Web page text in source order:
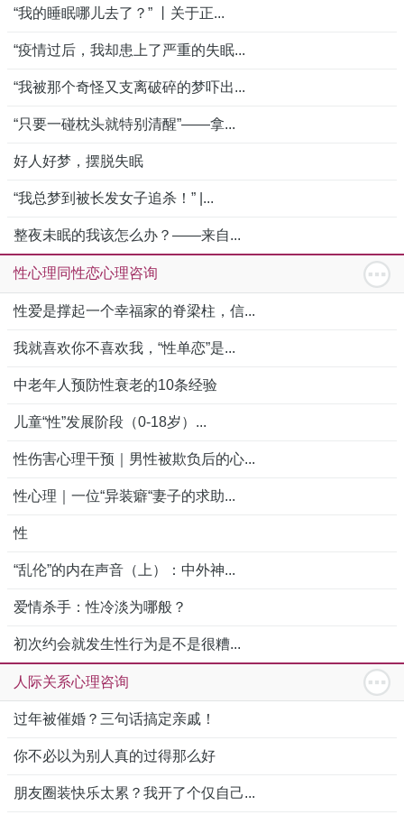
“我的睡眠哪儿去了？” 丨关于正...
“疫情过后，我却患上了严重的失眠...
“我被那个奇怪又支离破碎的梦吓出...
“只要一碰枕头就特别清醒”——拿...
好人好梦，摆脱失眠
“我总梦到被长发女子追杀！” |...
整夜未眠的我该怎么办？——来自...
性心理同性恋心理咨询
性爱是撑起一个幸福家的脊梁柱，信...
我就喜欢你不喜欢我，“性单恋”是...
中老年人预防性衰老的10条经验
儿童“性”发展阶段（0-18岁）...
性伤害心理干预｜男性被欺负后的心...
性心理｜一位“异装癖“妻子的求助...
性
“乱伦”的内在声音（上）：中外神...
爱情杀手：性冷淡为哪般？
初次约会就发生性行为是不是很糟...
人际关系心理咨询
过年被催婚？三句话搞定亲戚！
你不必以为别人真的过得那么好
朋友圈装快乐太累？我开了个仅自己...